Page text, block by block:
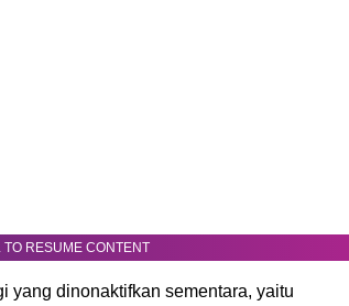
TO RESUME CONTENT
yang dinonaktifkan sementara, yaitu